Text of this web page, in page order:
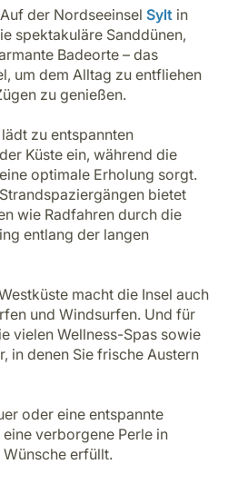
der Nordseeinsel Sylt in
spektakuläre Sanddünen,
Badeorte – das
um dem Alltag zu entfliehen
zu genießen.
zu entspannten
Küste ein, während die
optimale Erholung sorgt.
bietet
wie Radfahren durch die
entlang der langen
macht die Insel auch
und Windsurfen. Und für
vielen Wellness-Spas sowie
in denen Sie frische Austern
oder eine entspannte
verborgene Perle in
erfüllt.